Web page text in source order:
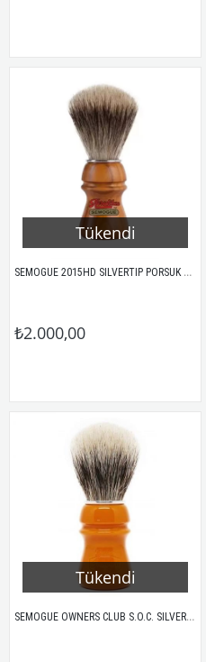
Tükendi
SEMOGUE 2015HD SILVERTIP PORSUK KILI TIRAŞ FIRÇASI MEŞE SAP
₺2.000,00
Tükendi
SEMOGUE OWNERS CLUB S.O.C. SILVERTIP 2 BAND PORSUK KILI TIRAŞ FIRÇASI BUTTERSCOTH SAP